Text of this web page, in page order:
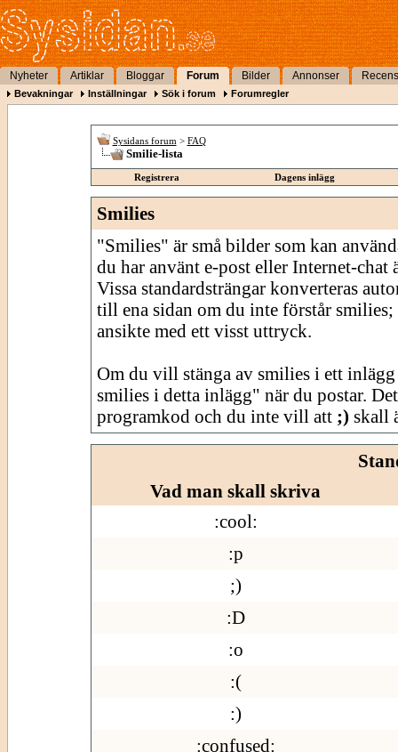
Nyheter Artiklar Bloggar Forum Bilder Annonser
Bevakningar Inställningar Sök i forum Forumregler
Sysidans forum > FAQ
Smilie-lista
Registrera Dagens inlägg
Smilies
"Smilies" är små bilder som kan
du har använt e-post eller Internet-
Vissa standardsträngar konverteras
till ena sidan om du inte förstår
ansikte med ett visst uttryck.
Om du vill stänga av smilies i ett
smilies i detta inlägg" när du postar.
programkod och du inte vill att ;) skall
Vad man skall skriva
:cool:
:p
;)
:D
:o
:(
:)
:confused: